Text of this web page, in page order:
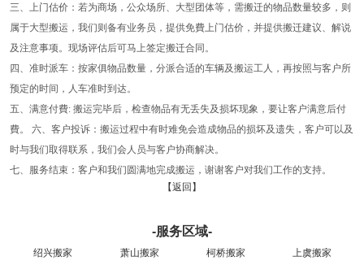
三、上门估价：若为商场，公众场所、大型团体等，需搬迁的物品数量较多，则
属于大型搬运，我们则备有业务员，提供免費上门估价，并提供搬迁建议、解说
及注意事项。现场评估后可马上签定搬迁合同。
四、准时派车：按家俱物品数量，分派合适的车辆及搬运工人，再按照与客户所
预定的时间，人车准时到达。
五、满意付費: 搬运完毕后，检查物品有无丢失及损坏现象，要让客户满意后付
費。 六、客户投诉：搬运过程中有时难免会造成物品的损坏及遗失，客户可以及
时与我们取得联系，我们会人员与客户协商解决。
七、服务结束：客户和我们圆满地完成搬运，谢谢客户对我们工作的支持。
【返回】
-服务区域-
绍兴搬家 萧山搬家 柯桥搬家 上虞搬家